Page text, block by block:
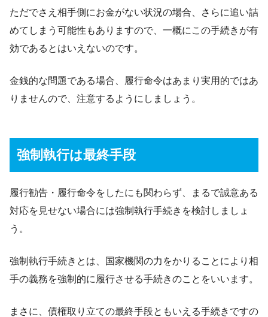
ただでさえ相手側にお金がない状況の場合、さらに追い詰
めてしまう可能性もありますので、一概にこの手続きが有
効であるとはいえないのです。
金銭的な問題である場合、履行命令はあまり実用的ではあ
りませんので、注意するようにしましょう。
強制執行は最終手段
履行勧告・履行命令をしたにも関わらず、まるで誠意ある
対応を見せない場合には強制執行手続きを検討しましょ
う。
強制執行手続きとは、国家機関の力をかりることにより相
手の義務を強制的に履行させる手続きのことをいいます。
まさに、債権取り立ての最終手段ともいえる手続きですの